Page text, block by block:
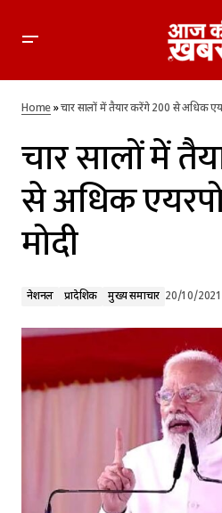
चार सालों में तैयार करेंगे 200 से
Home»चार सालों में तैयार करेंगे 200 से अधिक
चार सालों में
से अधिक
मोदी
नेशनल प्रादेशिक मुख्य समाचार 20/10/2021